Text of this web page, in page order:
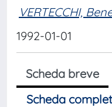
VERTECCHI,
1992-01-01
Scheda breve
Scheda